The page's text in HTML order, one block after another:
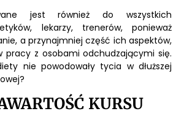
jest również do wszystkich
lekarzy, trenerów, ponieważ
a przynajmniej część ich aspektów,
pracy z osobami odchudzającymi się.
nie powodowały tycia w dłuższej
KURSU